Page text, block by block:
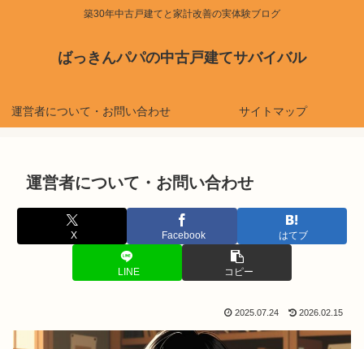
築30年中古戸建てと家計改善の実体験ブログ
ばっきんパパの中古戸建てサバイバル
運営者について・お問い合わせ サイトマップ
運営者について・お問い合わせ
X Facebook はてブ
LINE コピー
2025.07.24 2026.02.15